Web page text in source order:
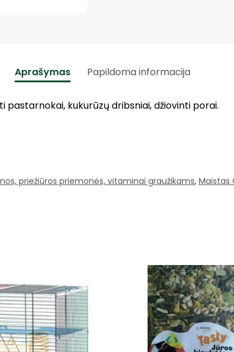
Aprašymas Papildoma informacija
pastarnokai, kukurūzų dribsniai, džiovinti porai.
priežiūros priemonės, vitaminai graužikams, Maistas